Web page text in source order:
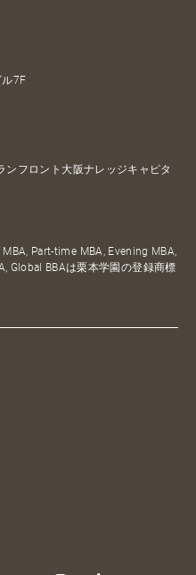
7F
フロント大阪ナレッジキャピタ
Part-time MBA, Evening MBA,
Global BBAは栗本学園の登録商標